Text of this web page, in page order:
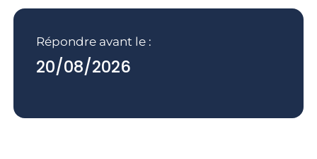
Répondre avant le :
20/08/2026